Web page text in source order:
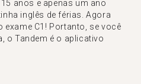
anos e apenas um ano
inglês de férias. Agora
exame C1! Portanto, se você
o Tandem é o aplicativo